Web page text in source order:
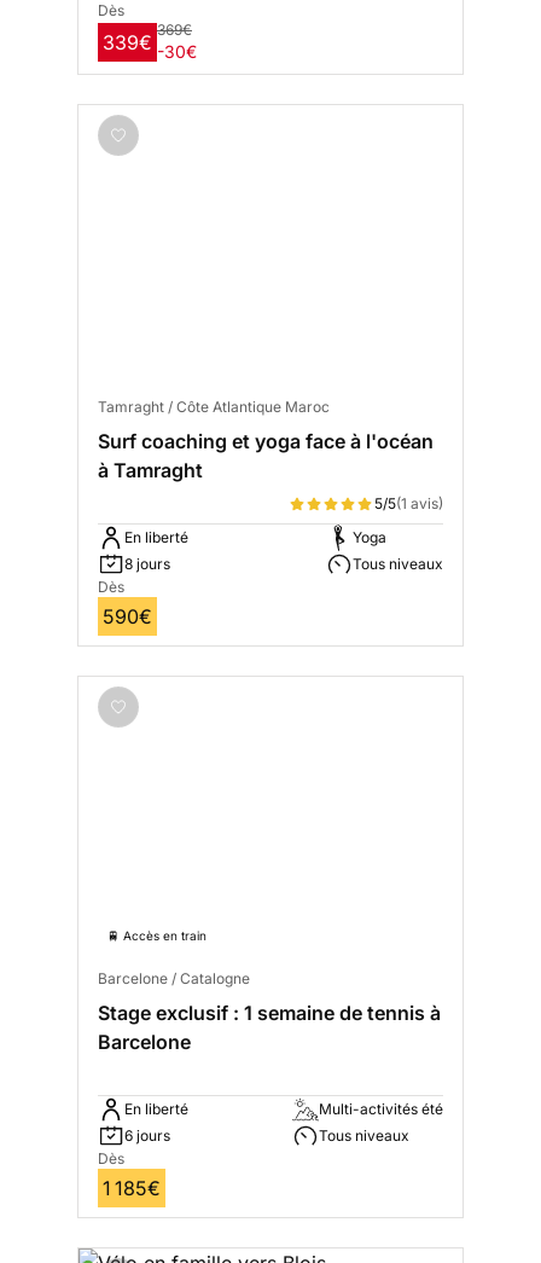
Dès
339€
369€
-30€
Tamraght / Côte Atlantique Maroc
Surf coaching et yoga face à l'océan
à Tamraght
5/5(1 avis)
En liberté
8 jours
Yoga
Tous niveaux
Dès
590€
🚆 Accès en train
Barcelone / Catalogne
Stage exclusif : 1 semaine de tennis à
Barcelone
En liberté
6 jours
Multi-activités été
Tous niveaux
Dès
1 185€